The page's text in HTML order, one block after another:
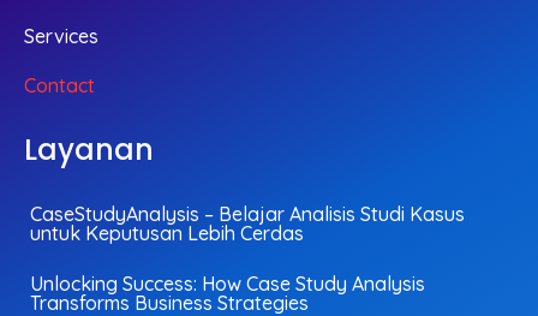
Services
Contact
Layanan
CaseStudyAnalysis – Belajar Analisis Studi Kasus
untuk Keputusan Lebih Cerdas
Unlocking Success: How Case Study Analysis
Transforms Business Strategies